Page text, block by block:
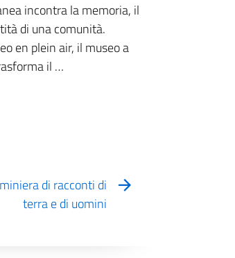
incontra la memoria, il
di una comunità.
en plein air, il museo a
il …
di racconti di
terra e di uomini